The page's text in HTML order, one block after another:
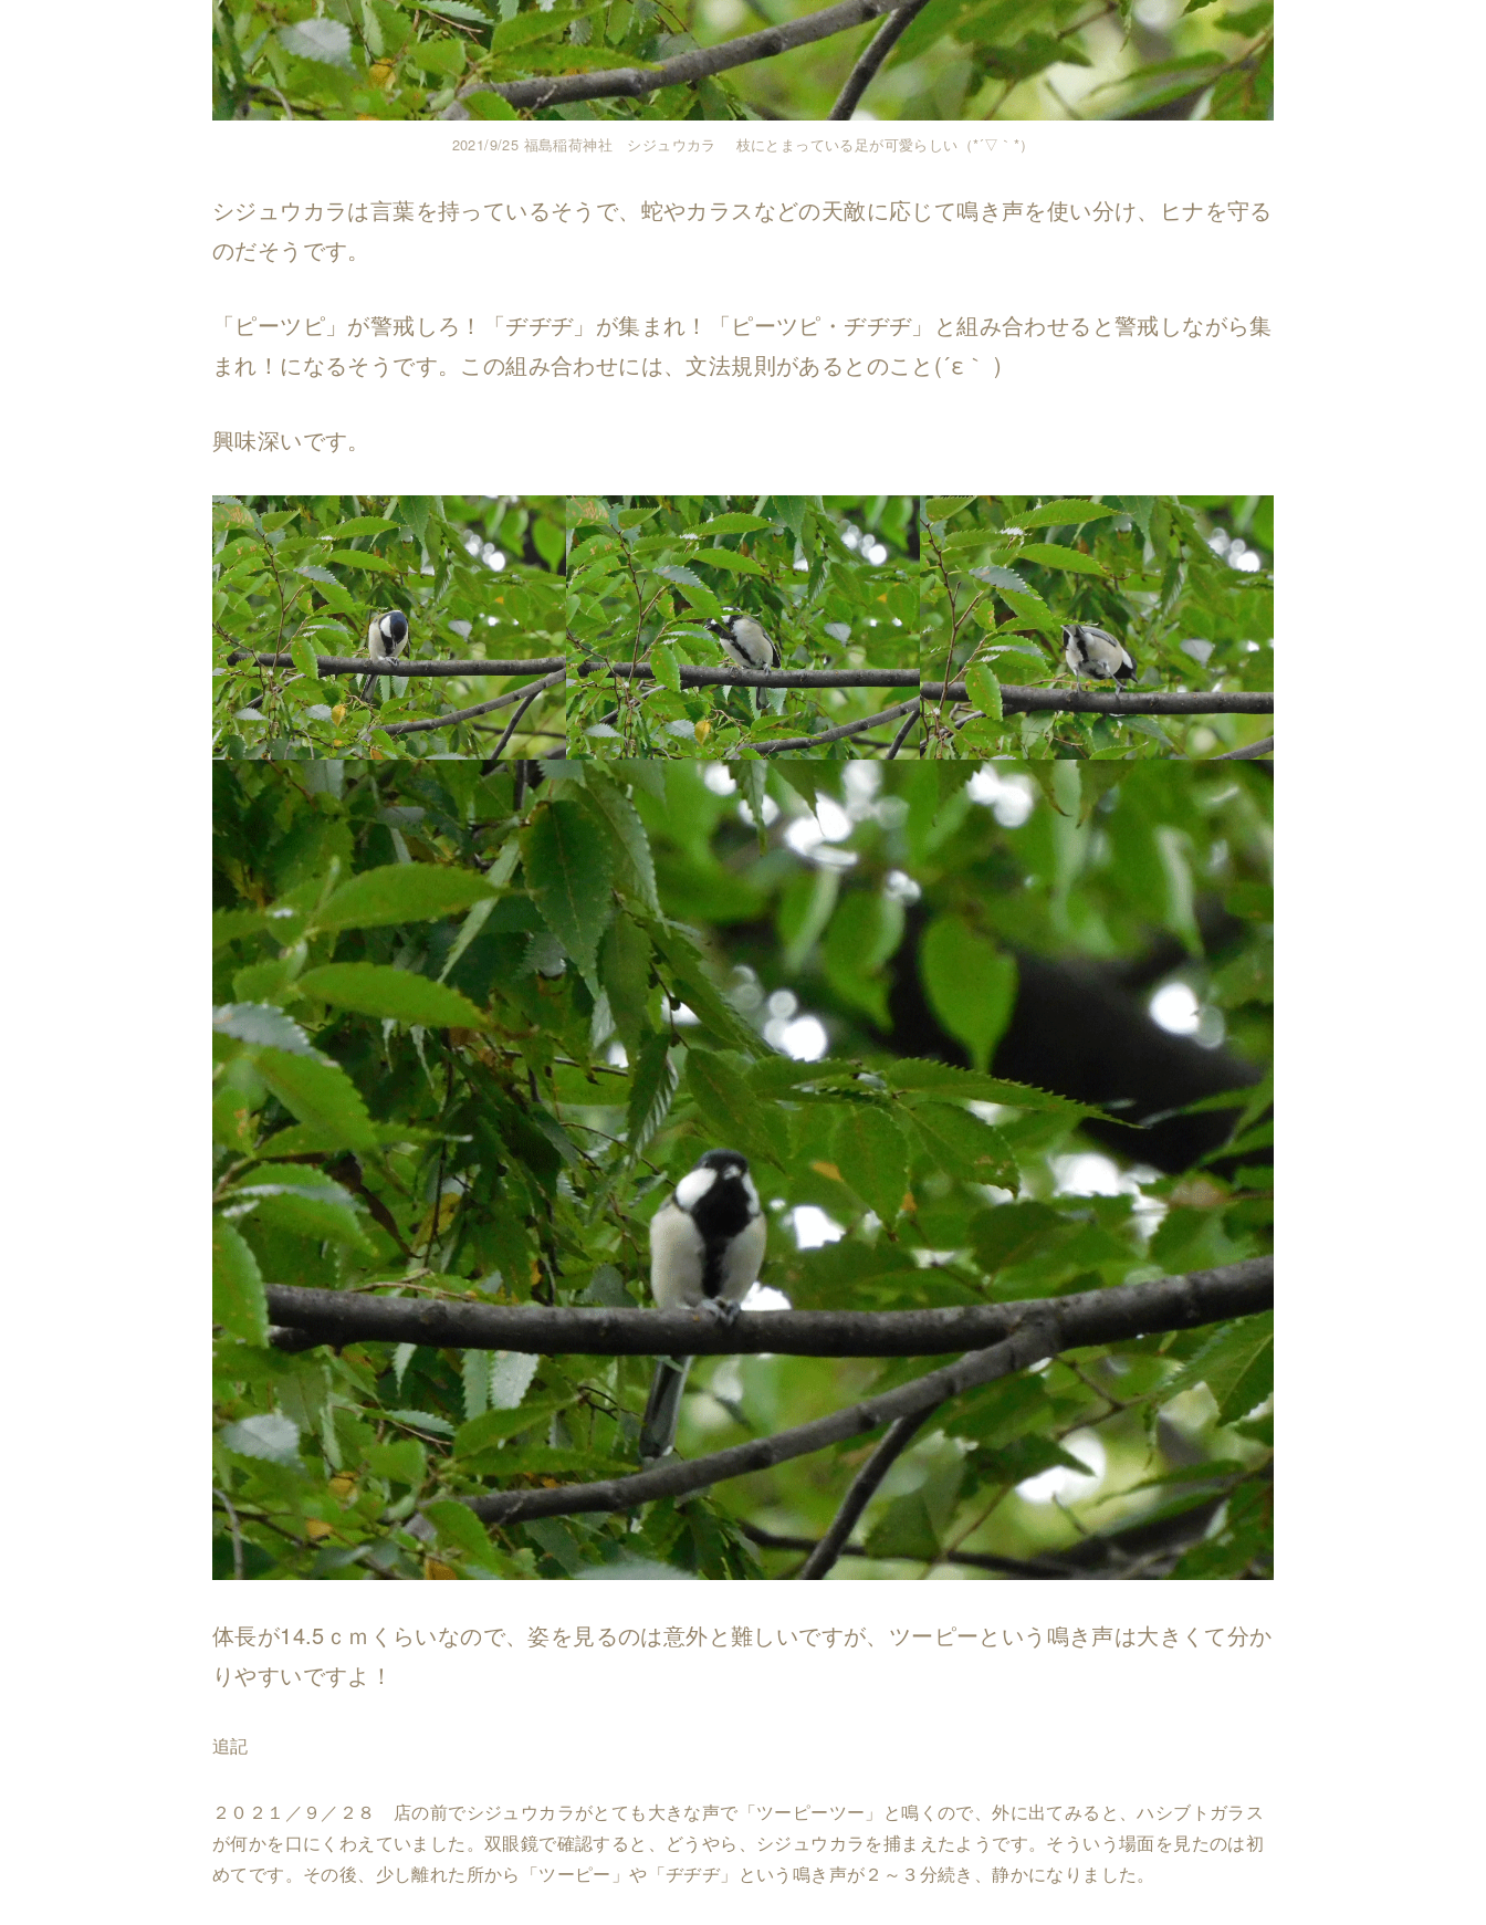
2021/9/25 福島稲荷神社 シジュウカラ 枝にとまっている足が可愛らしい（*´▽｀*）
シジュウカラは言葉を持っているそうで、蛇やカラスなどの天敵に応じて鳴き声を使い分け、ヒナを守る
のだそうです。
「ピーツピ」が警戒しろ！「ヂヂヂ」が集まれ！「ピーツピ・ヂヂヂ」と組み合わせると警戒しながら集
まれ！になるそうです。この組み合わせには、文法規則があるとのこと(´ε｀ )
興味深いです。
体長が14.5ｃｍくらいなので、姿を見るのは意外と難しいですが、ツーピーという鳴き声は大きくて分か
りやすいですよ！
追記
２０２１／９／２８ 店の前でシジュウカラがとても大きな声で「ツーピーツー」と鳴くので、外に出てみると、ハシブトガラス
が何かを口にくわえていました。双眼鏡で確認すると、どうやら、シジュウカラを捕まえたようです。そういう場面を見たのは初
めてです。その後、少し離れた所から「ツーピー」や「ヂヂヂ」という鳴き声が２～３分続き、静かになりました。